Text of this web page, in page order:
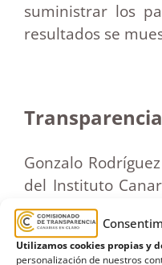
Utilizamos cookies propias y
personalización de nuestros
suministrar los
resultados se
Gonzalo
del Instituto
intervino con la
Publica al Servicio
la que ofreció